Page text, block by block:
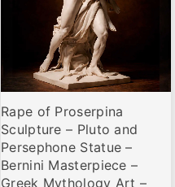
Rape of Proserpina
Sculpture – Pluto and
Persephone Statue –
Bernini Masterpiece –
Greek Mythology Art –
opciones
pueden
elegir
en
la
página
de